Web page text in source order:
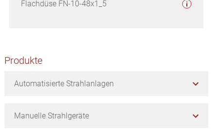
Flachdüse FN-10-48x1_5
Seitenspalte
Produkte
Automatisierte Strahlanlagen
Manuelle Strahlgeräte